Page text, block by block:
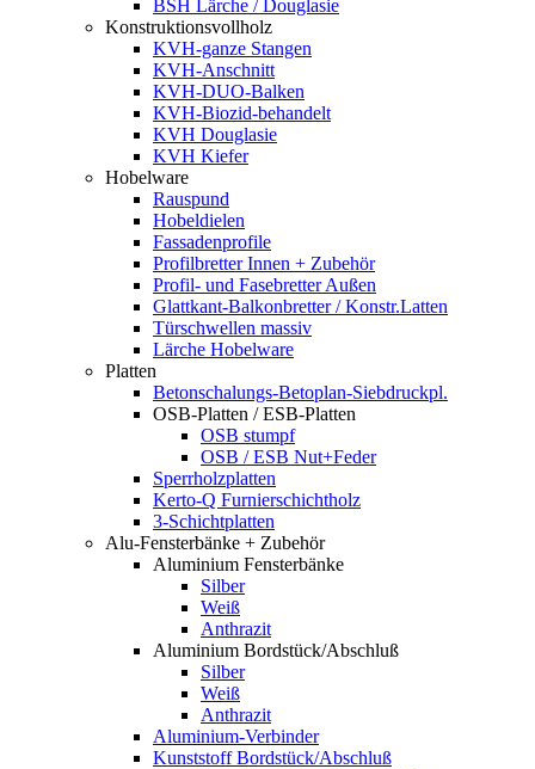
BSH Lärche / Douglasie
Konstruktionsvollholz
KVH-ganze Stangen
KVH-Anschnitt
KVH-DUO-Balken
KVH-Biozid-behandelt
KVH Douglasie
KVH Kiefer
Hobelware
Rauspund
Hobeldielen
Fassadenprofile
Profilbretter Innen + Zubehör
Profil- und Fasebretter Außen
Glattkant-Balkonbretter / Konstr.Latten
Türschwellen massiv
Lärche Hobelware
Platten
Betonschalungs-Betoplan-Siebdruckpl.
OSB-Platten / ESB-Platten
OSB stumpf
OSB / ESB Nut+Feder
Sperrholzplatten
Kerto-Q Furnierschichtholz
3-Schichtplatten
Alu-Fensterbänke + Zubehör
Aluminium Fensterbänke
Silber
Weiß
Anthrazit
Aluminium Bordstück/Abschluß
Silber
Weiß
Anthrazit
Aluminium-Verbinder
Kunststoff Bordstück/Abschluß